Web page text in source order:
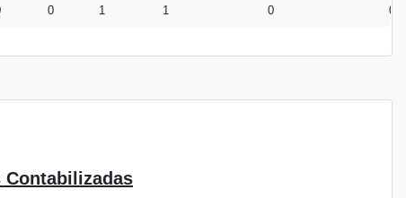
0 1 1 0 0
Contabilizadas